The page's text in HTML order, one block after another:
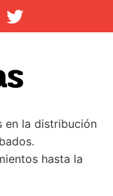
en la distribución
hasta la